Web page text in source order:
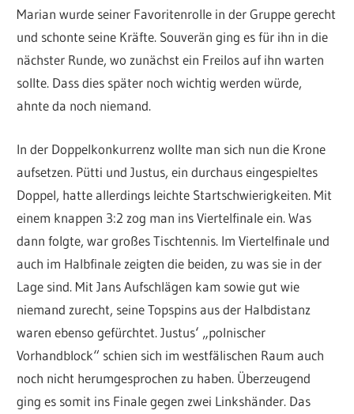
Marian wurde seiner Favoritenrolle in der Gruppe gerecht
und schonte seine Kräfte. Souverän ging es für ihn in die
nächster Runde, wo zunächst ein Freilos auf ihn warten
sollte. Dass dies später noch wichtig werden würde,
ahnte da noch niemand.
In der Doppelkonkurrenz wollte man sich nun die Krone
aufsetzen. Pütti und Justus, ein durchaus eingespieltes
Doppel, hatte allerdings leichte Startschwierigkeiten. Mit
einem knappen 3:2 zog man ins Viertelfinale ein. Was
dann folgte, war großes Tischtennis. Im Viertelfinale und
auch im Halbfinale zeigten die beiden, zu was sie in der
Lage sind. Mit Jans Aufschlägen kam sowie gut wie
niemand zurecht, seine Topspins aus der Halbdistanz
waren ebenso gefürchtet. Justus‘ „polnischer
Vorhandblock“ schien sich im westfälischen Raum auch
noch nicht herumgesprochen zu haben. Überzeugend
ging es somit ins Finale gegen zwei Linkshänder. Das